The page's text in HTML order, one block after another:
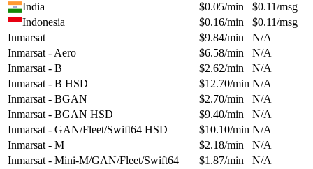
India
$0.05/min $0.11/msg
Indonesia
$0.16/min $0.11/msg
Inmarsat
$9.84/min
N/A
Inmarsat - Aero
$6.58/min
N/A
Inmarsat - B
$2.62/min
N/A
Inmarsat - B HSD
$12.70/min N/A
Inmarsat - BGAN
$2.70/min
N/A
Inmarsat - BGAN HSD
$9.40/min
N/A
Inmarsat - GAN/Fleet/Swift64 HSD
$10.10/min N/A
Inmarsat - M
$2.18/min
N/A
Inmarsat - Mini-M/GAN/Fleet/Swift64
$1.87/min
N/A